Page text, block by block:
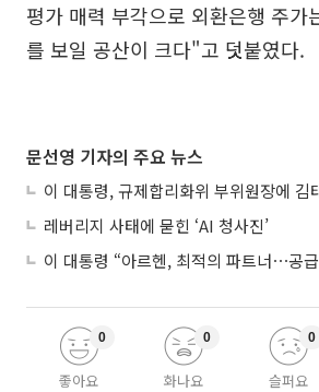
평가 매력 부각으로 외환은행 주가
를 보일 공산이 크다"고 덧붙였다.
문선영 기자의 주요 뉴스
레버리지 사태에 묻힌 ‘AI 청사진’
좋아요
0
화나요
0
슬퍼요
0